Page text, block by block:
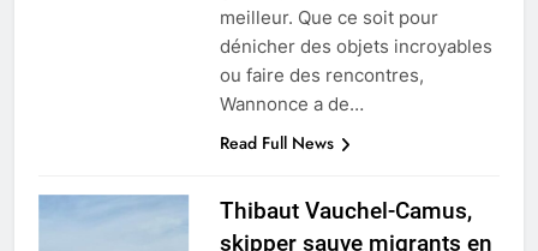
meilleur. Que ce soit pour
dénicher des objets incroyables
ou faire des rencontres,
Wannonce a de…
Read Full News
Thibaut Vauchel-Camus,
skipper sauve migrants en